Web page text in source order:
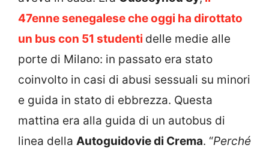
47enne senegalese che oggi ha dirottato
un bus con 51 studenti delle medie alle
porte di Milano: in passato era stato
coinvolto in casi di abusi sessuali su minori
e guida in stato di ebbrezza. Questa
mattina era alla guida di un autobus di
linea della Autoguidovie di Crema. “Perché